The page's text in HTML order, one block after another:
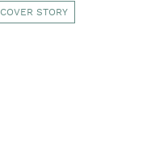
COVER STORY